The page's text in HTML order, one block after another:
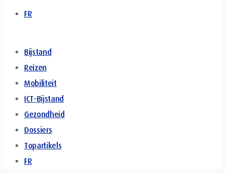
FR
Bijstand
Reizen
Mobiliteit
ICT-Bijstand
Gezondheid
Dossiers
Topartikels
FR